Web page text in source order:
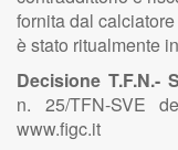
fornita dal
è stato ritualmente
Decisione T.F.N.-
n. 25/TFN-SVE
www.figc.it